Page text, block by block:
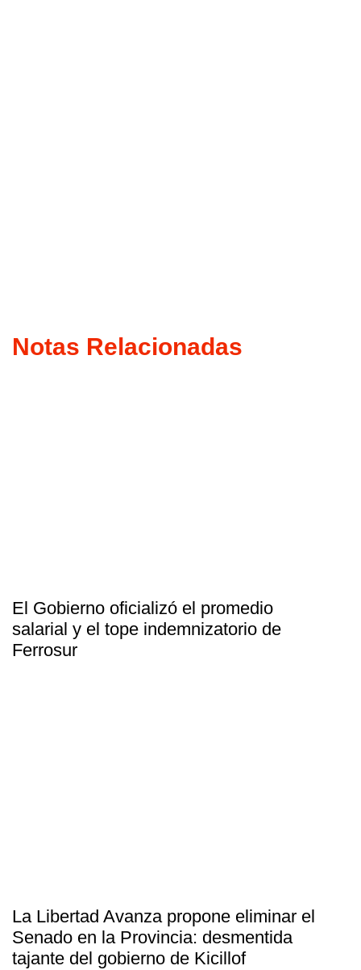
Notas Relacionadas
El Gobierno oficializó el promedio
salarial y el tope indemnizatorio de
Ferrosur
La Libertad Avanza propone eliminar el
Senado en la Provincia: desmentida
tajante del gobierno de Kicillof